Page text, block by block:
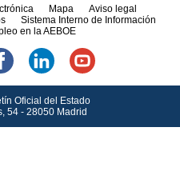
Mapa
Aviso legal
Sistema Interno de Información
en la AEBOE
Oficial del Estado
54 - 28050 Madrid